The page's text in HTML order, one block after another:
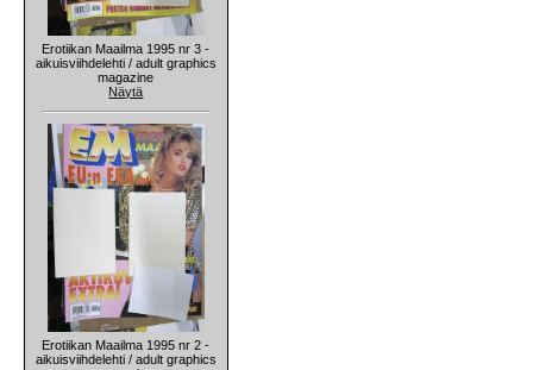
Erotiikan Maailma 1995 nr 3 -
aikuisviihdelehti / adult graphics
magazine
Näytä
Erotiikan Maailma 1995 nr 2 -
aikuisviihdelehti / adult graphics